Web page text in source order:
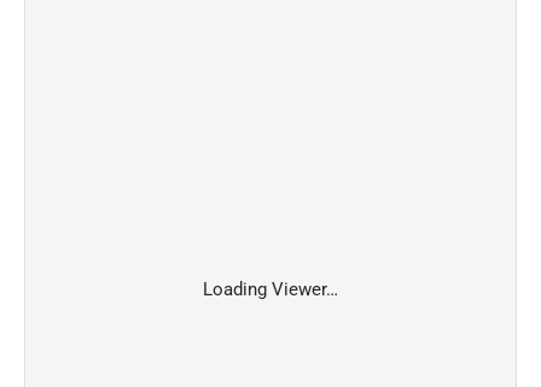
Loading Viewer…